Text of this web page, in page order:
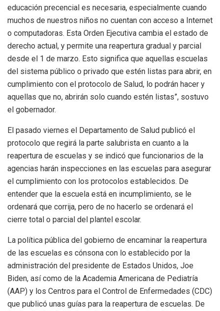
educación precencial es necesaria, especialmente cuando
muchos de nuestros niños no cuentan con acceso a Internet
o computadoras. Esta Orden Ejecutiva cambia el estado de
derecho actual, y permite una reapertura gradual y parcial
desde el 1 de marzo. Esto significa que aquellas escuelas
del sistema público o privado que estén listas para abrir, en
cumplimiento con el protocolo de Salud, lo podrán hacer y
aquellas que no, abrirán solo cuando estén listas”, sostuvo
el gobernador.
El pasado viernes el Departamento de Salud publicó el
protocolo que regirá la parte salubrista en cuanto a la
reapertura de escuelas y se indicó que funcionarios de la
agencias harán inspecciones en las escuelas para asegurar
el cumplimiento con los protocolos establecidos. De
entender que la escuela está en incumplimiento, se le
ordenará que corrija, pero de no hacerlo se ordenará el
cierre total o parcial del plantel escolar.
La política pública del gobierno de encaminar la reapertura
de las escuelas es cónsona con lo establecido por la
administración del presidente de Estados Unidos, Joe
Biden, así como de la Academia Americana de Pediatría
(AAP) y los Centros para el Control de Enfermedades (CDC)
que publicó unas guías para la reapertura de escuelas. De